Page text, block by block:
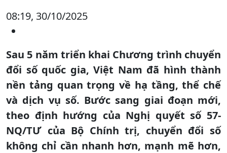
08:19, 30/10/2025
Sau 5 năm triển khai Chương trình chuyển
đổi số quốc gia, Việt Nam đã hình thành
nền tảng quan trọng về hạ tầng, thể chế
và dịch vụ số. Bước sang giai đoạn mới,
theo định hướng của Nghị quyết số 57-
NQ/TƯ của Bộ Chính trị, chuyển đổi số
không chỉ cần nhanh hơn, mạnh mẽ hơn,